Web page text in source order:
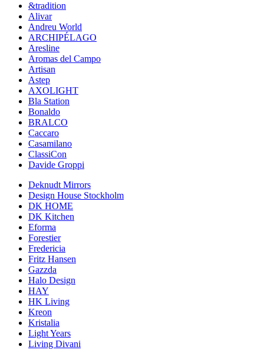
&tradition
Alivar
Andreu World
ARCHIPÉLAGO
Aresline
Aromas del Campo
Artisan
Astep
AXOLIGHT
Bla Station
Bonaldo
BRALCO
Caccaro
Casamilano
ClassiCon
Davide Groppi
Deknudt Mirrors
Design House Stockholm
DK HOME
DK Kitchen
Eforma
Forestier
Fredericia
Fritz Hansen
Gazzda
Halo Design
HAY
HK Living
Kreon
Kristalia
Light Years
Living Divani